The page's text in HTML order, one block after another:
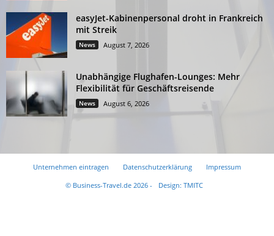
easyJet-Kabinenpersonal droht in Frankreich
mit Streik
News August 7, 2026
Unabhängige Flughafen-Lounges: Mehr
Flexibilität für Geschäftsreisende
News August 6, 2026
Unternehmen eintragen Datenschutzerklärung
Impressum
© Business-Travel.de 2026 -
Design: TMITC